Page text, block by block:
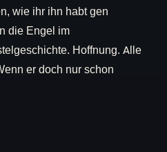
wie ihr ihn habt gen
die Engel im
Hoffnung. Alle
er doch nur schon